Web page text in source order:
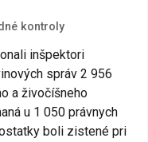
kontroly
inšpektori
správ 2 956
a živočíšneho
u 1 050 právnych
boli zistené pri